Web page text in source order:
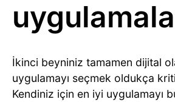
İkinci beyniniz tamamen dijital
uygulamayı seçmek oldukça
Kendiniz için en iyi uygulamayı